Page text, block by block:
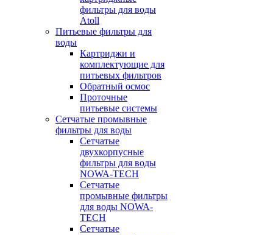
фильтры для воды
Atoll
Питьевые фильтры для
воды
Картриджи и
комплектующие для
питьевых фильтров
Обратный осмос
Проточные
питьевые системы
Сетчатые промывные
фильтры для воды
Сетчатые
двухкорпусные
фильтры для воды
NOWA-TECH
Сетчатые
промывные фильтры
для воды NOWA-
TECH
Сетчатые